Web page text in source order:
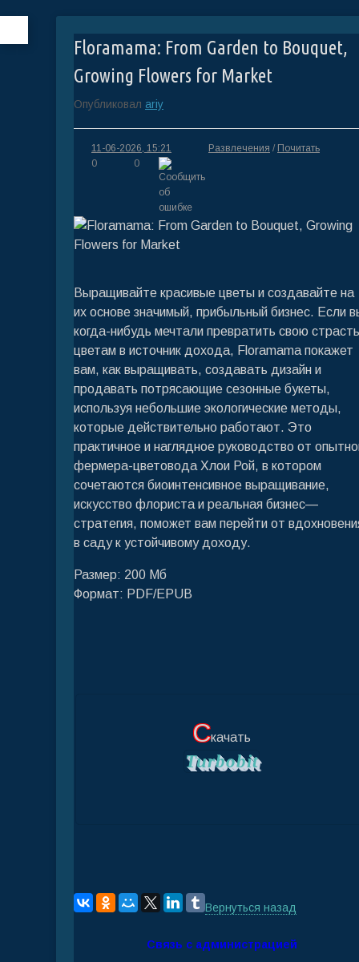
Floramama: From Garden to Bouquet,
Growing Flowers for Market
Опубликовал ariy
11-06-2026, 15:21 Развлечения / Почитать
0
0
Выращивайте красивые цветы и создавайте на
их основе значимый, прибыльный бизнес. Если
когда-нибудь мечтали превратить свою
цветам в источник дохода, Floramama покажет
вам, как выращивать, создавать дизайн и
продавать потрясающие сезонные букеты,
используя небольшие экологические методы,
которые действительно работают. Это
практичное и наглядное руководство от
фермера-цветовода Хлои Рой, в котором
сочетаются биоинтенсивное выращивание,
искусство флориста и реальная бизнес—
стратегия, поможет вам перейти от
в саду к устойчивому доходу.
Размер: 200 Мб
Формат: PDF/EPUB
Скачать
Turbobit
Вернуться назад
Связь с администрацией